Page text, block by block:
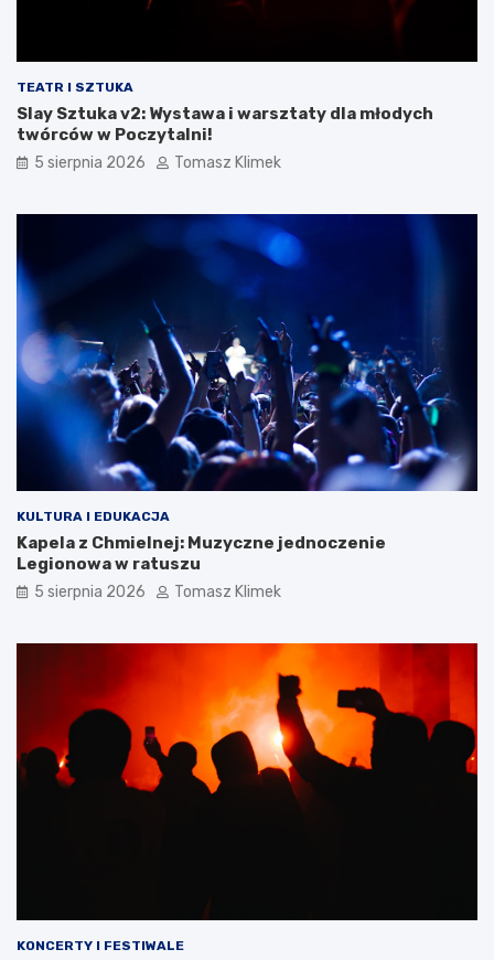
TEATR I SZTUKA
Slay Sztuka v2: Wystawa i warsztaty dla młodych
twórców w Poczytalni!
5 sierpnia 2026 Tomasz Klimek
KULTURA I EDUKACJA
Kapela z Chmielnej: Muzyczne jednoczenie
Legionowa w ratuszu
5 sierpnia 2026 Tomasz Klimek
KONCERTY I FESTIWALE